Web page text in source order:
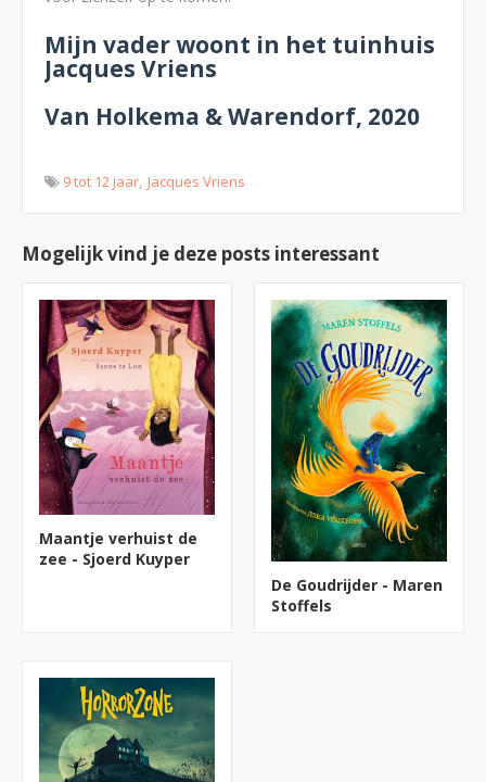
Mijn vader woont in het tuinhuis
Jacques Vriens
Van Holkema & Warendorf, 2020
9 tot 12 jaar Jacques Vriens
Mogelijk vind je deze posts interessant
Maantje verhuist de
zee - Sjoerd Kuyper
De Goudrijder - Maren
Stoffels